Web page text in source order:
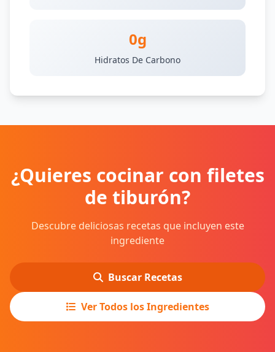
0g
Hidratos De Carbono
¿Quieres cocinar con filetes
de tiburón?
Descubre deliciosas recetas que incluyen este
ingrediente
Buscar Recetas
Ver Todos los Ingredientes